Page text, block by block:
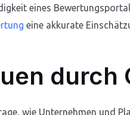
eines
eine akkurate
wie Unternehmen und